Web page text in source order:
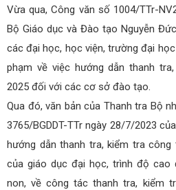
Vừa qua, Công văn số 1004/TTr-
Bộ Giáo dục và Đào tạo Nguyễn
các đại học, học viện, trường đại
phạm về việc hướng dẫn thanh
2025 đối với các cơ sở đào tạo.
Qua đó, văn bản của Thanh tra Bộ
3765/BGDDT-TTr ngày 28/7/2023
hướng dẫn thanh tra, kiểm tra
của giáo dục đại học, trình độ cao
non, về công tác thanh tra, kiểm